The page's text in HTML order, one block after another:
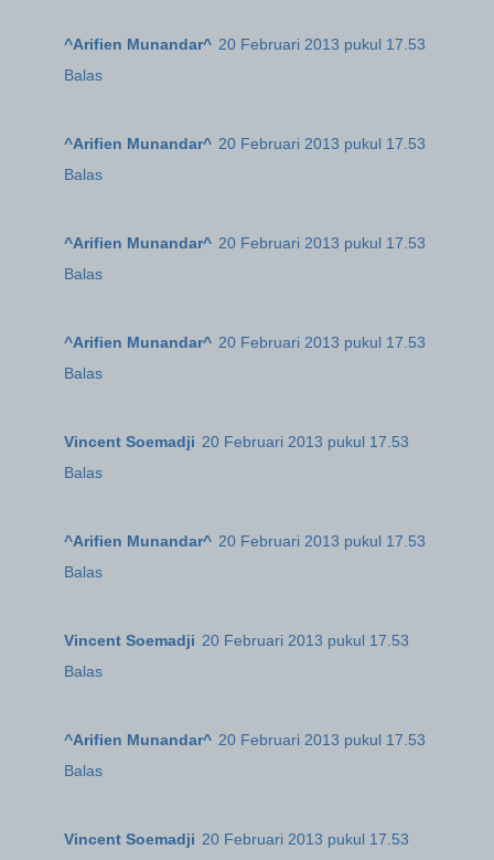
^Arifien Munandar^ 20 Februari 2013 pukul 17.53
Balas
^Arifien Munandar^ 20 Februari 2013 pukul 17.53
Balas
^Arifien Munandar^ 20 Februari 2013 pukul 17.53
Balas
^Arifien Munandar^ 20 Februari 2013 pukul 17.53
Balas
Vincent Soemadji 20 Februari 2013 pukul 17.53
Balas
^Arifien Munandar^ 20 Februari 2013 pukul 17.53
Balas
Vincent Soemadji 20 Februari 2013 pukul 17.53
Balas
^Arifien Munandar^ 20 Februari 2013 pukul 17.53
Balas
Vincent Soemadji 20 Februari 2013 pukul 17.53